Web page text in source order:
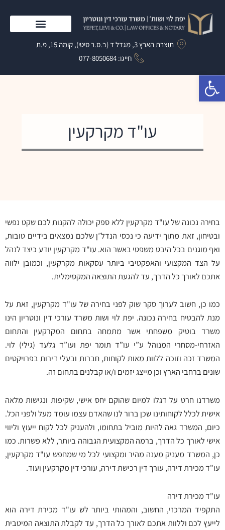
לתוכן
תוצרת הארץ 3, מגדל ד (ב.ס.ר סיטי), קומה 15, פ.ת
חייגו: 077-8050684​
עו"ד מקרקעין
בחירה נכונה של עו"ד מקרקעין ללא ספק יכולה להקנות לכם שקט נפשי
ובטיחון, זאת מתוך ידיעה כי נכסי הנדל״ן שלכם נמצאים בידיים טובות,
ואף מוגנים בכל היבט משפטי באשר הוא. עו"ד מקרקעין יודע כיצד לנהל
על הצד המקצועי והאפקטיבי ביותר עסקאות מקרקעין, וכמובן ילווה
אתכם לאורך כל הדרך, עד להגעת התוצאה המקסימלית.
כמו כן, חשוב לערוך סקר שוק לפני בחירה של עו"ד מקרקעין, זאת על
מנת להבטיח בחירה נכונה. יפת לוי ושות משרד עורכי דין ונוטריון הינו
משרד בוטיק משפחתי אשר מתמחה בתחום המקרקעין והתחום
האזרחי-מסחרי המנוהל ע”י עו”ד תומר יפת ועו”ד גלעד (גילי) לוי.
המשרד זכה וזוכה ללוות מאות לקוחות, חברות ובעלי דירות בפרויקטים
שונים ברחבי הארץ וכן מייצג יזמים ו/או קבלנים בתחום זה.
משרדנו חרט על דגלו למיום שהוקם יחס אישי, שקיפות ונגישות מלאה
אישית לכלל לקוחותינו שכן ברור לנו שהאדם עצמו עומד מעל ולפני הכל.
כיום, המשרד גאה להיות מוביל בתחומו, ולהעניק לכל לקוח ייעוץ וליווי
אישי לאורך כל הדרך, ברמה המקצועית הגבוהה ביותר, ללא פשרות. כמו
כן, המשרד מעניק מענה מהיר ומקצועי לכל מי שמחפש עו"ד מקרקעין,
עו"ד מכירת דירה, עורך דין רכישת דירה, עורכי דין מקרקעין ועוד.
עו"ד מכירת דירה
התקפיד המרכזי, החשוב, והמהותי ביותר לש עו"ד מכירת דירה הוא
לייעץ לכם וללוות אתכם לאורך כל הדרך, עד לקבלת התוצאה המיטבית
פתח סרגל נגישות